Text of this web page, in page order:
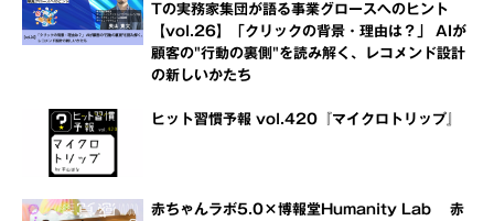
Tの実務家集団が語る事業グロースへのヒント
【vol.26】「クリックの背景・理由は？」 AIが
顧客の"行動の裏側"を読み解く、レコメンド設計
の新しいかたち
ヒット習慣予報 vol.420『マイクロトリップ』
赤ちゃんラボ5.0×博報堂Humanity Lab 赤